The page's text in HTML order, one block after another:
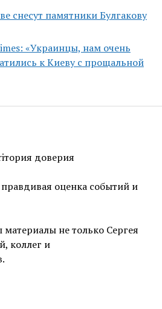
снесут памятники Булгакову
«Украинцы, нам очень
к Киеву с прощальной
оценка событий и
не только Сергея
коллег и